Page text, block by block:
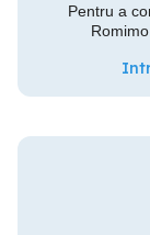
Pentru a